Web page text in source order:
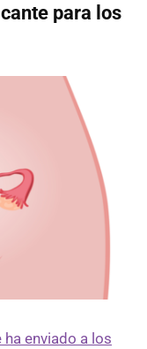
para los
enviado a los